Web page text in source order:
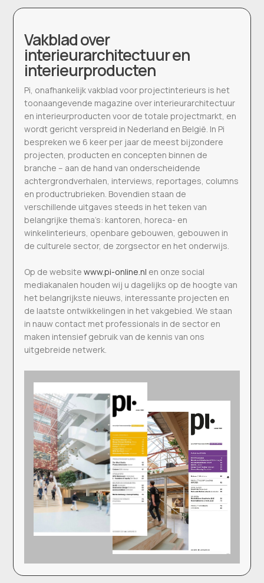
Vakblad over
interieurarchitectuur en
interieurproducten
Pi, onafhankelijk vakblad voor projectinterieurs is het
toonaangevende magazine over interieurarchitectuur
en interieurproducten voor de totale projectmarkt, en
wordt gericht verspreid in Nederland en België. In Pi
bespreken we 6 keer per jaar de meest bijzondere
projecten, producten en concepten binnen de
branche – aan de hand van onderscheidende
achtergrondverhalen, interviews, reportages, columns
en productrubrieken. Bovendien staan de
verschillende uitgaves steeds in het teken van
belangrijke thema’s: kantoren, horeca- en
winkelinterieurs, openbare gebouwen, gebouwen in
de culturele sector, de zorgsector en het onderwijs.
Op de websitewww.pi-online.nl en onze social
mediakanalen houden wij u dagelijks op de hoogte van
het belangrijkste nieuws, interessante projecten en
de laatste ontwikkelingen in het vakgebied. We staan
in nauw contact met professionals in de sector en
maken intensief gebruik van de kennis van ons
uitgebreide netwerk.